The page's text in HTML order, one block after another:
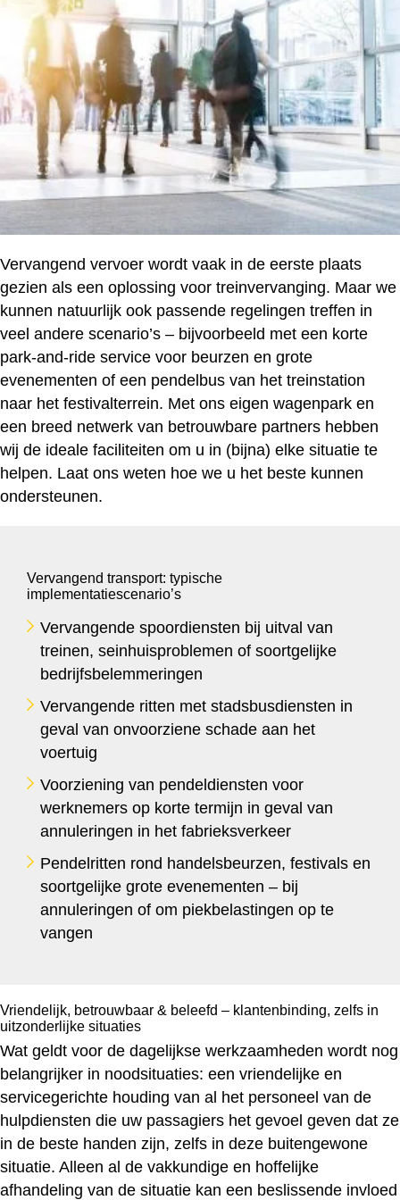
Vervangend vervoer wordt vaak in de eerste plaats
gezien als een oplossing voor treinvervanging. Maar we
kunnen natuurlijk ook passende regelingen treffen in
veel andere scenario’s – bijvoorbeeld met een korte
park-and-ride service voor beurzen en grote
evenementen of een pendelbus van het treinstation
naar het festivalterrein. Met ons eigen wagenpark en
een breed netwerk van betrouwbare partners hebben
wij de ideale faciliteiten om u in (bijna) elke situatie te
helpen. Laat ons weten hoe we u het beste kunnen
ondersteunen.
Vervangend transport: typische
implementatiescenario’s
Vervangende spoordiensten bij uitval van
treinen, seinhuisproblemen of soortgelijke
bedrijfsbelemmeringen
Vervangende ritten met stadsbusdiensten in
geval van onvoorziene schade aan het
voertuig
Voorziening van pendeldiensten voor
werknemers op korte termijn in geval van
annuleringen in het fabrieksverkeer
Pendelritten rond handelsbeurzen, festivals en
soortgelijke grote evenementen – bij
annuleringen of om piekbelastingen op te
vangen
Vriendelijk, betrouwbaar & beleefd – klantenbinding, zelfs in
uitzonderlijke situaties
Wat geldt voor de dagelijkse werkzaamheden wordt nog
belangrijker in noodsituaties: een vriendelijke en
servicegerichte houding van al het personeel van de
hulpdiensten die uw passagiers het gevoel geven dat ze
in de beste handen zijn, zelfs in deze buitengewone
situatie. Alleen al de vakkundige en hoffelijke
afhandeling van de situatie kan een beslissende invloed